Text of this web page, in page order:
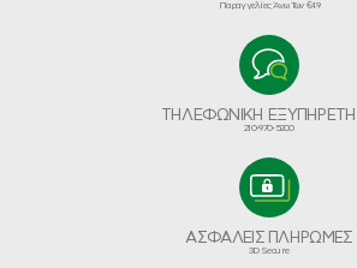
Παραγγελίες Άνω Των €49
ΤΗΛΕΦΩΝΙΚΗ
210-970-5200
ΑΣΦΑΛΕΙΣ ΠΛΗΡΩΜΕΣ
3D Secure